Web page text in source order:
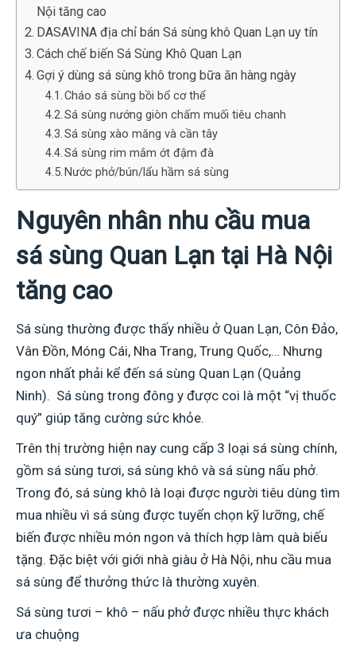
Nội tăng cao
DASAVINA địa chỉ bán Sá sùng khô Quan Lạn uy tín
Cách chế biến Sá Sùng Khô Quan Lạn
Gợi ý dùng sá sùng khô trong bữa ăn hàng ngày
Cháo sá sùng bồi bổ cơ thể
Sá sùng nướng giòn chấm muối tiêu chanh
Sá sùng xào măng và cần tây
Sá sùng rim mắm ớt đậm đà
Nước phở/bún/lẩu hầm sá sùng
Nguyên nhân nhu cầu mua
sá sùng Quan Lạn tại Hà Nội
tăng cao
Sá sùng thường được thấy nhiều ở Quan Lạn, Côn Đảo,
Vân Đồn, Móng Cái, Nha Trang, Trung Quốc,… Nhưng
ngon nhất phải kể đến sá sùng Quan Lạn (Quảng
Ninh). Sá sùng trong đông y được coi là một “vị thuốc
quý” giúp tăng cường sức khỏe.
Trên thị trường hiện nay cung cấp 3 loại sá sùng chính,
gồm sá sùng tươi, sá sùng khô và sá sùng nấu phở.
Trong đó, sá sùng khô là loại được người tiêu dùng tìm
mua nhiều vì sá sùng được tuyển chọn kỹ lưỡng, chế
biến được nhiều món ngon và thích hợp làm quà biếu
tặng. Đặc biệt với giới nhà giàu ở Hà Nội, nhu cầu mua
sá sùng để thưởng thức là thường xuyên.
Sá sùng tươi – khô – nấu phở được nhiều thực khách
ưa chuộng